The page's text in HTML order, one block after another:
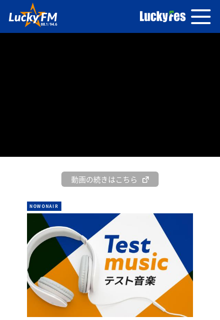
動画の続きはこちら
NOWONAIR